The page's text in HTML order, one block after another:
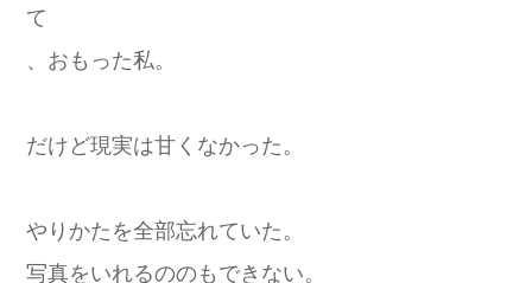
て
、おもった私。
だけど現実は甘くなかった。
やりかたを全部忘れていた。
写真をいれるののもできない。